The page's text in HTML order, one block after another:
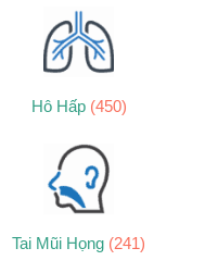
Hô Hấp (450)
Tai Mũi Họng (241)